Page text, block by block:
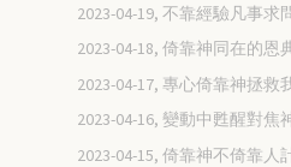
2023-04-19, 不靠經驗凡事求
2023-04-18, 倚靠神同在的恩
2023-04-17, 專心倚靠神拯救
2023-04-16, 變動中甦醒對焦
2023-04-15, 倚靠神不倚靠人